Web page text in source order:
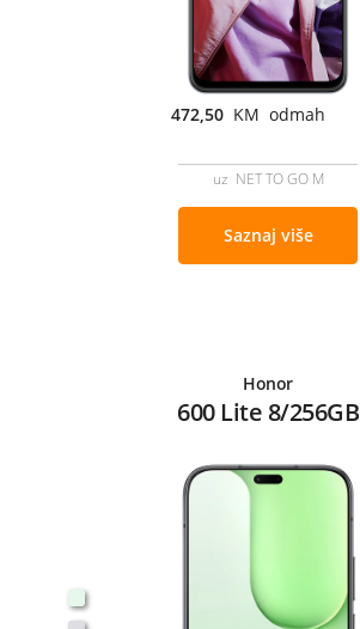
472,50 KM odmah
uz NET TO GO M
Saznaj više
Honor
600 Lite 8/256GB